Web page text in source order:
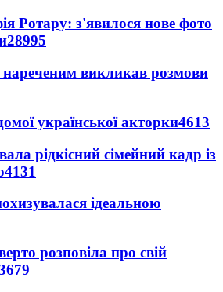
Ротару: з'явилося нове фото
28995
викликав розмови
української акторки4613
рідкісний сімейний кадр із
4131
ідеальною
розповіла про свій